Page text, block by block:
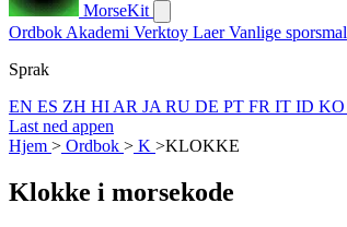
MorseKit
Ordbok Akademi Verktoy LaerVanlige sporsmal
Sprak
EN ES ZH HI AR JA RU DE PT FR IT ID KO
Last ned appen
Hjem > Ordbok > K >KLOKKE
Klokke i morsekode